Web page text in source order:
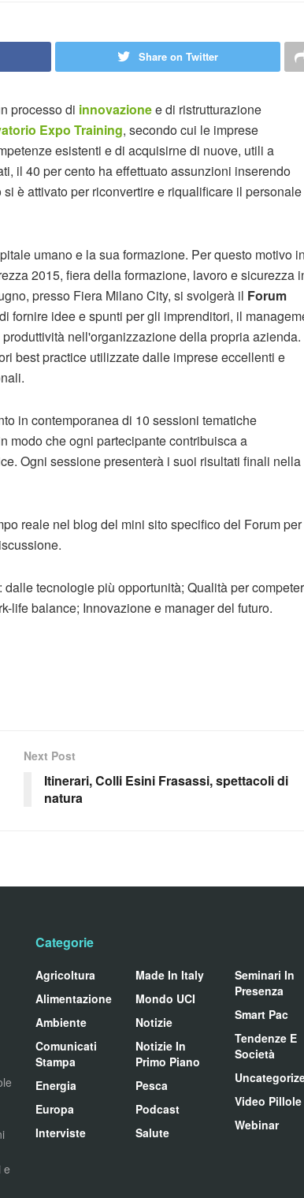
Share on Twitter
processo di innovazionee di ristrutturazione
Expo Training, secondo cui le imprese
esistenti e di acquisirne di nuove, utili a
il 40 per cento ha effettuato assunzioni inserendo
è attivato per riconvertire e riqualificare il personale
umano e la sua formazione. Per questo motivo in
2015, fiera della formazione, lavoro e sicurezza
presso Fiera Milano City, si svolgerà il Forum
fornire idee e spunti per gli imprenditori, il
nell'organizzazione della propria azienda.
best practice utilizzate dalle imprese eccellenti e
in contemporanea di 10 sessioni tematiche
modo che ogni partecipante contribuisca a
Ogni sessione presenterà i suoi risultati finali nella
reale nel blog del mini sito specifico del Forum per
tecnologie più opportunità; Qualità per
life balance; Innovazione e manager del futuro.
Next Post
Itinerari, Colli Esini Frasassi, spettacoli di
natura
e
Categorie
Agricoltura
Alimentazione
Ambiente
Comunicati
Stampa
Energia
Europa
Interviste
Made In Italy
Mondo UCI
Notizie
Notizie In
Primo Piano
Pesca
Podcast
Salute
Seminari In
Presenza
Smart Pac
Tendenze E
Società
Video Pillole
Webinar